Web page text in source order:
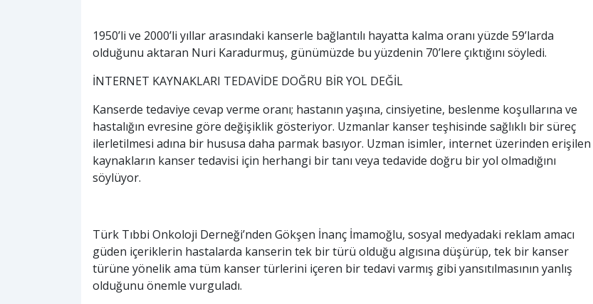
1950’li ve 2000’li yıllar arasındaki kanserle bağlantılı hayatta kalma oranı yüzde 59’larda
olduğunu aktaran Nuri Karadurmuş, günümüzde bu yüzdenin 70’lere çıktığını söyledi.
İNTERNET KAYNAKLARI TEDAVİDE DOĞRU BİR YOL DEĞİL
Kanserde tedaviye cevap verme oranı; hastanın yaşına, cinsiyetine, beslenme koşullarına ve
hastalığın evresine göre değişiklik gösteriyor. Uzmanlar kanser teşhisinde sağlıklı bir süreç
ilerletilmesi adına bir hususa daha parmak basıyor. Uzman isimler, internet üzerinden erişilen
kaynakların kanser tedavisi için herhangi bir tanı veya tedavide doğru bir yol olmadığını
söylüyor.
Türk Tıbbi Onkoloji Derneği’nden Gökşen İnanç İmamoğlu, sosyal medyadaki reklam amacı
güden içeriklerin hastalarda kanserin tek bir türü olduğu algısına düşürüp, tek bir kanser
türüne yönelik ama tüm kanser türlerini içeren bir tedavi varmış gibi yansıtılmasının yanlış
olduğunu önemle vurguladı.